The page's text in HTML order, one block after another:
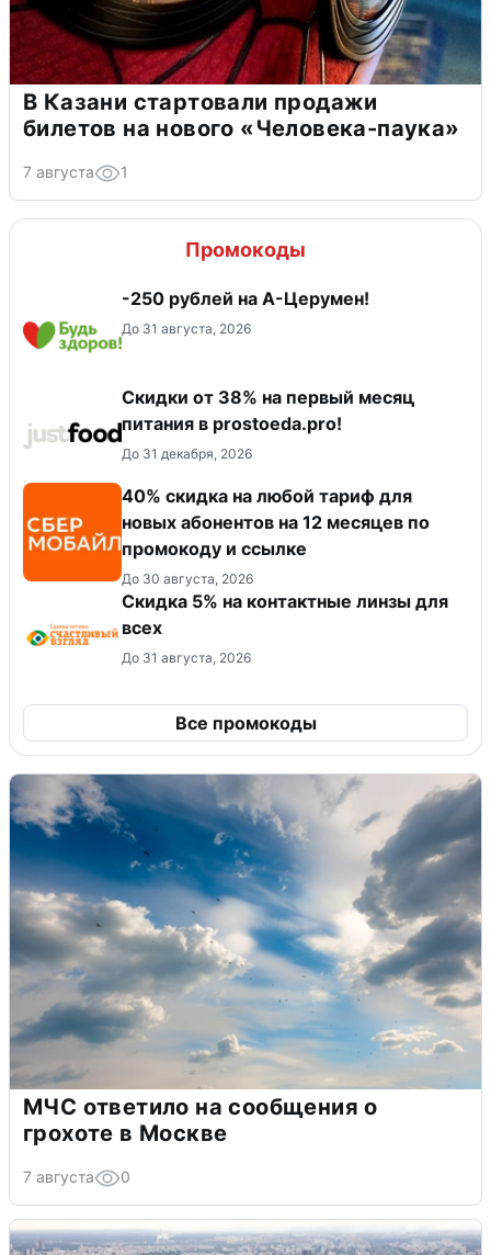
В Казани стартовали продажи
билетов на нового «Человека-паука»
7 августа 1
Промокоды
-250 рублей на А-Церумен!
До 31 августа, 2026
​Скидки от 38% на первый месяц
питания в prostoeda.pro!
До 31 декабря, 2026
40% скидка на любой тариф для
новых абонентов на 12 месяцев по
промокоду и ссылке
До 30 августа, 2026
Скидка 5% на контактные линзы для
всех
До 31 августа, 2026
Все промокоды
МЧС ответило на сообщения о
грохоте в Москве
7 августа 0